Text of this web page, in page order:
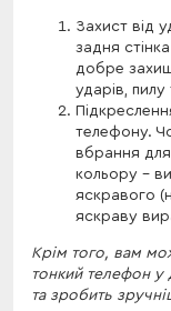
Захист від
задня
добре
ударів,
телефону.
вбрання
кольору –
яскравого
яскраву
Крім того, вам
тонкий телефон
та зробить